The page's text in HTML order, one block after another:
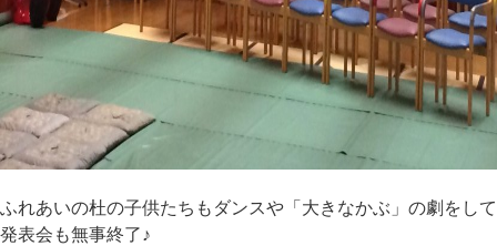
ふれあいの杜の子供たちもダンスや「大きなかぶ」の劇をして
発表会も無事終了♪